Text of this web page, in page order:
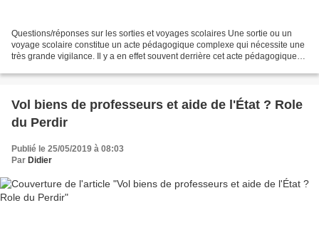
Questions/réponses sur les sorties et voyages scolaires Une sortie ou un
voyage scolaire constitue un acte pédagogique complexe qui nécessite une
très grande vigilance. Il y a en effet souvent derrière cet acte pédagogique
Vol biens de professeurs et aide de l'État ? Role
du Perdir
Publié le 25/05/2019 à 08:03
Par Didier